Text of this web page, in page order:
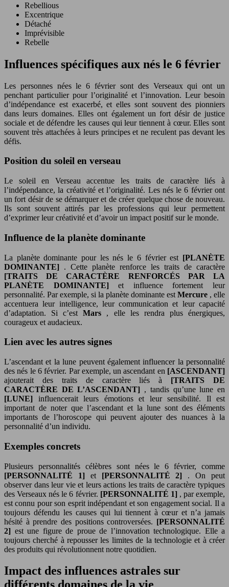
Rebellious
Excentrique
Détaché
Imprévisible
Rebelle
Influences spécifiques aux nés le 6 février
Les personnes nées le 6 février sont des Verseaux qui ont un
penchant particulier pour l’originalité et l’innovation. Leur besoin
d’indépendance est exacerbé, et elles sont souvent des pionniers
dans leurs domaines. Elles ont également un fort désir de justice
sociale et de défendre les causes qui leur tiennent à cœur. Elles sont
souvent très attachées à leurs principes et ne reculent pas devant les
défis.
Position du soleil en verseau
Le soleil en Verseau accentue les traits de caractère liés à
l’indépendance, la créativité et l’originalité. Les nés le 6 février ont
un fort désir de se démarquer et de créer quelque chose de nouveau.
Ils sont souvent attirés par les professions qui leur permettent
d’exprimer leur créativité et d’avoir un impact positif sur le monde.
Influence de la planète dominante
La planète dominante pour les nés le 6 février est [PLANÈTE
DOMINANTE] . Cette planète renforce les traits de caractère
[TRAITS DE CARACTÈRE RENFORCÉS PAR LA
PLANÈTE DOMINANTE]et influence fortement leur
personnalité. Par exemple, si la planète dominante est Mercure , elle
accentuera leur intelligence, leur communication et leur capacité
d’adaptation. Si c’estMars , elle les rendra plus énergiques,
courageux et audacieux.
Lien avec les autres signes
L’ascendant et la lune peuvent également influencer la personnalité
des nés le 6 février. Par exemple, un ascendant en [ASCENDANT]
ajouterait des traits de caractère liés à [TRAITS DE
CARACTÈRE DE L’ASCENDANT] , tandis qu’une lune en
[LUNE] influencerait leurs émotions et leur sensibilité. Il est
important de noter que l’ascendant et la lune sont des éléments
importants de l’horoscope qui peuvent ajouter des nuances à la
personnalité d’un individu.
Exemples concrets
Plusieurs personnalités célèbres sont nées le 6 février, comme
[PERSONNALITÉ 1] et [PERSONNALITÉ 2] . On peut
observer dans leur vie et leurs actions les traits de caractère typiques
des Verseaux nés le 6 février. [PERSONNALITÉ 1] , par exemple,
est connu pour son esprit indépendant et son engagement social. Il a
toujours défendu les causes qui lui tiennent à cœur et n’a jamais
hésité à prendre des positions controversées. [PERSONNALITÉ
2] est une figure de proue de l’innovation technologique. Elle a
toujours cherché à repousser les limites de la technologie et à créer
des produits qui révolutionnent notre quotidien.
Impact des influences astrales sur